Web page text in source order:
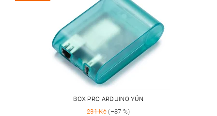
BOX PRO ARDUINO YÚN
231 Kč(–87 %)